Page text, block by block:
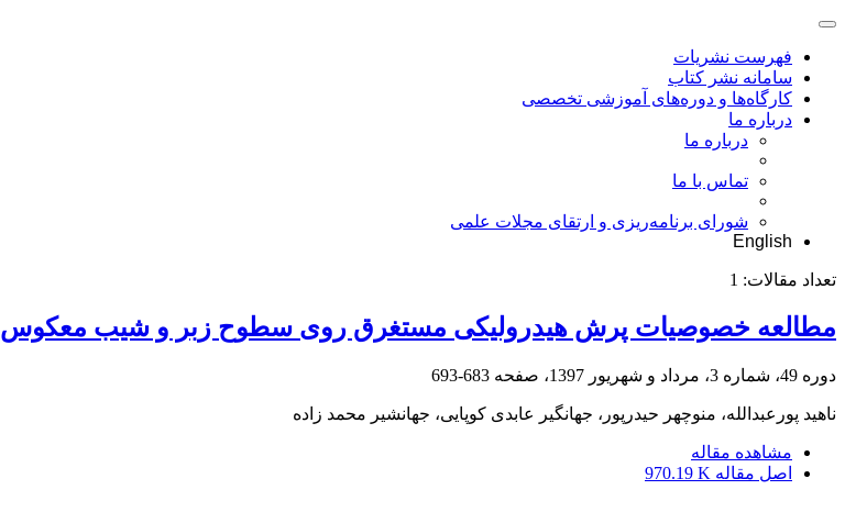
فهرست نشریات
سامانه نشر کتاب
کارگاه‌ها و دوره‌های آموزشی تخصصی
درباره ما
درباره ما
تماس با ما
شورای برنامه‌ریزی و ارتقای مجلات علمی
English
تعداد مقالات: 1
مطالعه خصوصیات پرش هیدرولیکی مستغرق روی سطوح زبر و شیب معکوس
دوره 49، شماره 3، مرداد و شهریور 1397، صفحه 683-693
ناهید پورعبدالله، منوچهر حیدرپور، جهانگیر عابدی کوپایی، جهانشیر محمد زاده
مشاهده مقاله
اصل مقاله 970.19 K